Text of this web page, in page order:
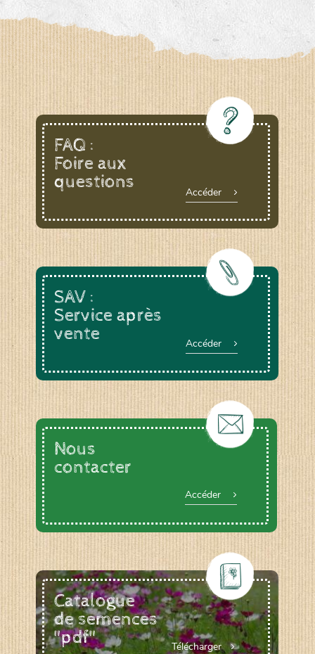
FAQ :
Foire aux
questions
Accéder
SAV :
Service après
vente
Accéder
Nous
contacter
Accéder
Catalogue
de semences
"pdf"
Télécharger